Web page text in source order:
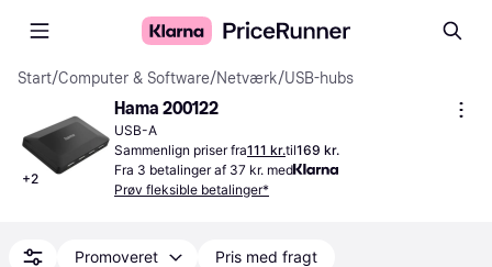
Start/Computer & Software/Netværk/USB-hubs
+2
Hama 200122
USB-A
Sammenlign priser fra111 kr.til169 kr.
Fra 3 betalinger af 37 kr. med
Prøv fleksible betalinger*
Promoveret Pris med fragt